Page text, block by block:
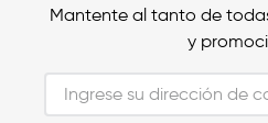
Mantente al tanto de
y